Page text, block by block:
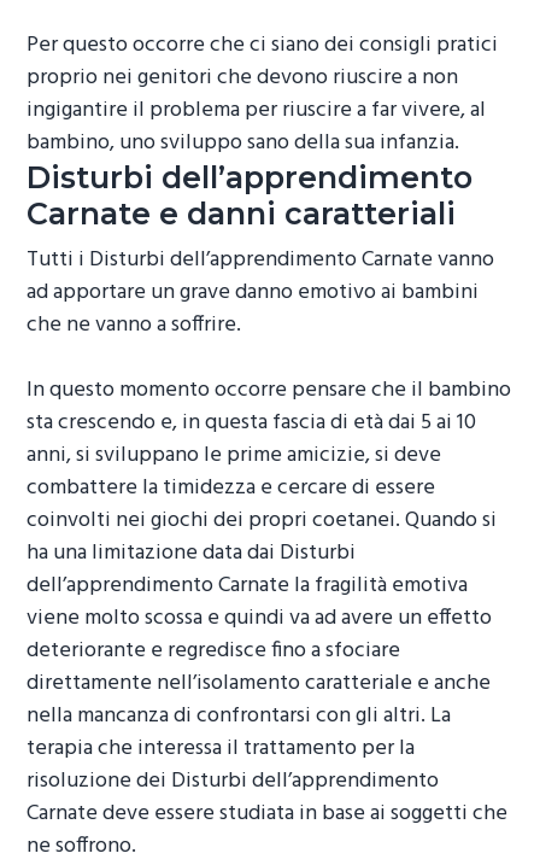
Per questo occorre che ci siano dei consigli pratici
proprio nei genitori che devono riuscire a non
ingigantire il problema per riuscire a far vivere, al
bambino, uno sviluppo sano della sua infanzia.
Disturbi dell’apprendimento
Carnate e danni caratteriali
Tutti i Disturbi dell’apprendimento Carnatevanno
ad apportare un grave danno emotivo ai bambini
che ne vanno a soffrire.
In questo momento occorre pensare che il bambino
sta crescendo e, in questa fascia di età dai 5 ai 10
anni, si sviluppano le prime amicizie, si deve
combattere la timidezza e cercare di essere
coinvolti nei giochi dei propri coetanei. Quando si
ha una limitazione data dai Disturbi
dell’apprendimento Carnatela fragilità emotiva
viene molto scossa e quindi va ad avere un effetto
deteriorante e regredisce fino a sfociare
direttamente nell’isolamento caratteriale e anche
nella mancanza di confrontarsi con gli altri. La
terapia che interessa il trattamento per la
risoluzione dei Disturbi dell’apprendimento
Carnatedeve essere studiata in base ai soggetti che
ne soffrono.